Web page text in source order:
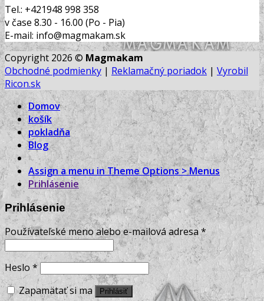
Tel.: +421948 998 358
v čase 8.30 - 16.00 (Po - Pia)
E-mail: info@magmakam.sk
Copyright 2026 © Magmakam
Obchodné podmienky | Reklamačný poriadok | Vyrobil
Ricon.sk
Domov
košík
pokladňa
Blog
Assign a menu in Theme Options > Menus
Prihlásenie
Prihlásenie
Používateľské meno alebo e-mailová adresa*
Heslo *
Zapamätať si ma
Prihlásiť